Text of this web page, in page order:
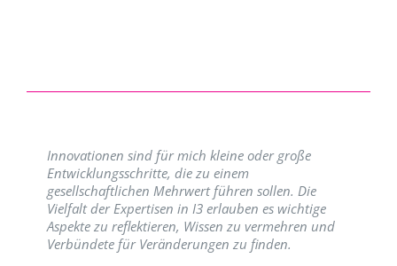
Innovationen sind für mich kleine oder große
Entwicklungsschritte, die zu einem
gesellschaftlichen Mehrwert führen sollen. Die
Vielfalt der Expertisen in I3 erlauben es wichtige
Aspekte zu reflektieren, Wissen zu vermehren und
Verbündete für Veränderungen zu finden.